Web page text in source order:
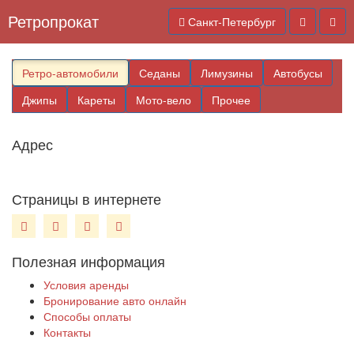
Ретропрокат Санкт-Петербург
Ретро-автомобили Седаны Лимузины
Автобусы
Джипы
Кареты Мото-вело Прочее
Адрес
Страницы в интернете
Полезная информация
Условия аренды
Бронирование авто онлайн
Способы оплаты
Контакты